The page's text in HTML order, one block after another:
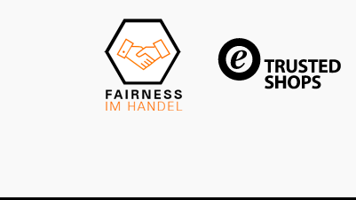
oder in der Kaufabwicklung die 17-stellige
Fahrgestellnummer(Bsp. VW: WVWZZZ... Audi: WAUZZZ...)
Ihres Fahrzeugs mitzuteilen. Wir prüfen vorab, ob der
gewünschte Artikel zum Fahrzeug passt.